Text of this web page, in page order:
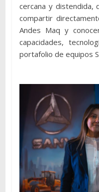
cercana y distendida,
compartir
Andes Maq y
capacidades,
portafolio de equipos